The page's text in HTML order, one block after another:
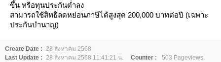
ขึ้น หรือทุนประกันต่ำลง
สามารถใช้สิทธิลดหย่อนภาษีได้สูงสุด 200,000 บาทต่อปี (เฉพาะ
ประกันบำนาญ)
Create Date : 28 สิงหาคม 2568
Last Update : 28 สิงหาคม 2568 11:41:21 น. Counter :
503 Pageviews.